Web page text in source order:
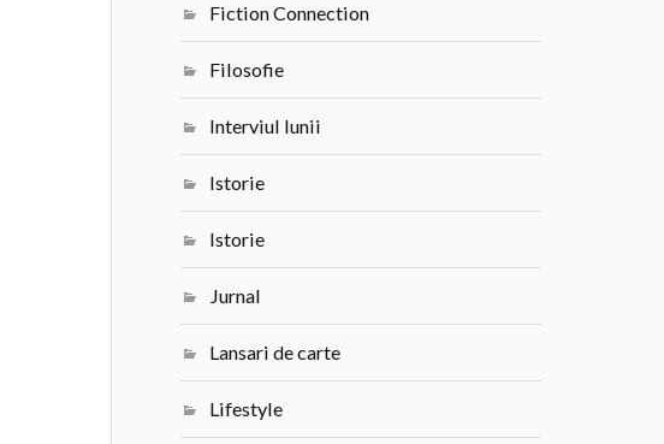
Fiction Connection
Filosofie
Interviul lunii
Istorie
Istorie
Jurnal
Lansari de carte
Lifestyle